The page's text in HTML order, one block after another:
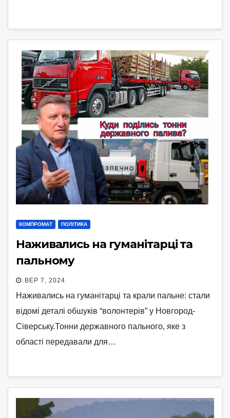
КОМПРОМАТ ПОЛІТИКА
Наживались на гуманітарці та
пальному
ВЕР 7, 2024
Наживались на гуманітарці та крали пальне: стали
відомі деталі обшуків “волонтерів” у Новгород-
Сіверську.Тонни державного пального, яке з
області передавали для…